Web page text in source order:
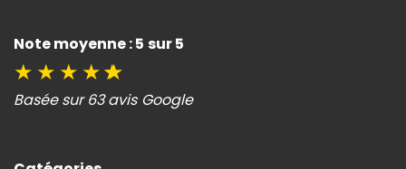
Note moyenne : 5 sur 5
★ ★ ★ ★★
Basée sur 63 avis Google